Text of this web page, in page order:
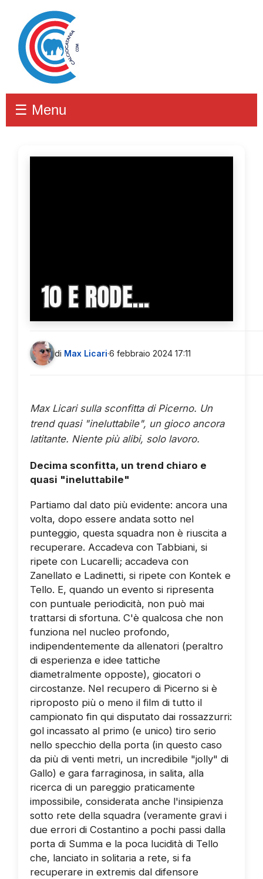
☰ Menu
10 E RODE...
di Max Licari·6 febbraio 2024 17:11
Max Licari sulla sconfitta di Picerno. Un
trend quasi "ineluttabile", un gioco ancora
latitante. Niente più alibi, solo lavoro.
Decima sconfitta, un trend chiaro e
quasi "ineluttabile"
Partiamo dal dato più evidente: ancora una
volta, dopo essere andata sotto nel
punteggio, questa squadra non è riuscita a
recuperare. Accadeva con Tabbiani, si
ripete con Lucarelli; accadeva con
Zanellato e Ladinetti, si ripete con Kontek e
Tello. E, quando un evento si ripresenta
con puntuale periodicità, non può mai
trattarsi di sfortuna. C'è qualcosa che non
funziona nel nucleo profondo,
indipendentemente da allenatori (peraltro
di esperienza e idee tattiche
diametralmente opposte), giocatori o
circostanze. Nel recupero di Picerno si è
riproposto più o meno il film di tutto il
campionato fin qui disputato dai rossazzurri:
gol incassato al primo (e unico) tiro serio
nello specchio della porta (in questo caso
da più di venti metri, un incredibile "jolly" di
Gallo) e gara farraginosa, in salita, alla
ricerca di un pareggio praticamente
impossibile, considerata anche l'insipienza
sotto rete della squadra (veramente gravi i
due errori di Costantino a pochi passi dalla
porta di Summa e la poca lucidità di Tello
che, lanciato in solitaria a rete, si fa
recuperare in extremis dal difensore